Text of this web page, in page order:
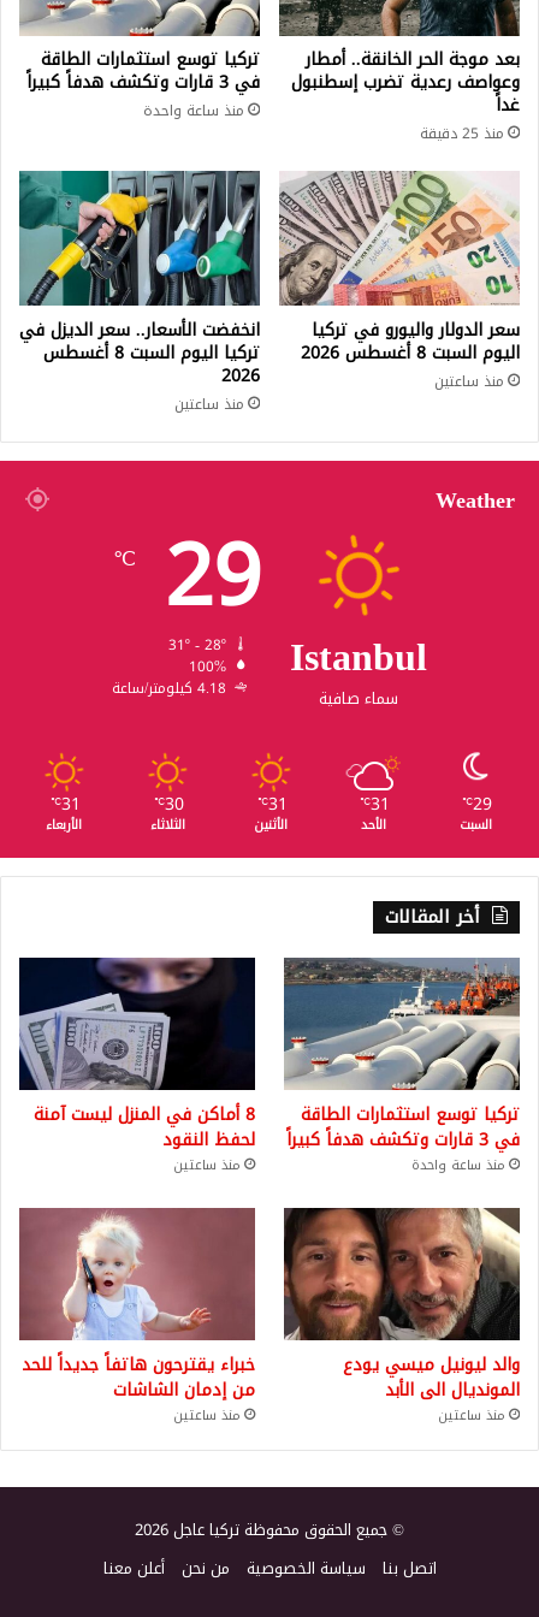
بعد موجة الحر الخانقة.. أمطار
وعواصف رعدية تضرب إسطنبول
غداً
منذ 25 دقيقة
تركيا توسع استثمارات الطاقة
في 3 قارات وتكشف هدفاً كبيراً
منذ ساعة واحدة
سعر الدولار واليورو في تركيا
اليوم السبت 8 أغسطس 2026
منذ ساعتين
انخفضت الأسعار.. سعر الديزل في
تركيا اليوم السبت 8 أغسطس
2026
منذ ساعتين
Weather
Istanbul
سماء صافية
29
℃
100%
4.18 كيلومتر/ساعة
29
℃
السبت
31
℃
الأحد
31
℃
الأثنين
30
℃
الثلاثاء
31
℃
الأربعاء
أخر المقالات
تركيا توسع استثمارات الطاقة
في 3 قارات وتكشف هدفاً كبيراً
منذ ساعة واحدة
8 أماكن في المنزل ليست آمنة
لحفظ النقود
منذ ساعتين
والد ليونيل ميسي يودع
المونديال الى الأبد
منذ ساعتين
خبراء يقترحون هاتفاً جديداً للحد
من إدمان الشاشات
منذ ساعتين
© جميع الحقوق محفوظة تركيا عاجل 2026
اتصل بنا سياسة الخصوصية من نحن أعلن معنا